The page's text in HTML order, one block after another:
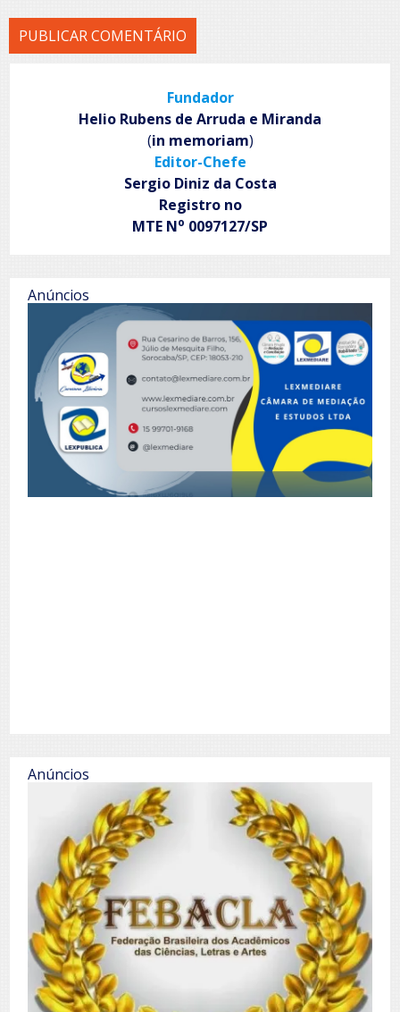
Fundador
Helio Rubens de Arruda e Miranda
(in memoriam)
Editor-Chefe
Sergio Diniz da Costa
Registro no
MTE No 0097127/SP
Anúncios
Anúncios